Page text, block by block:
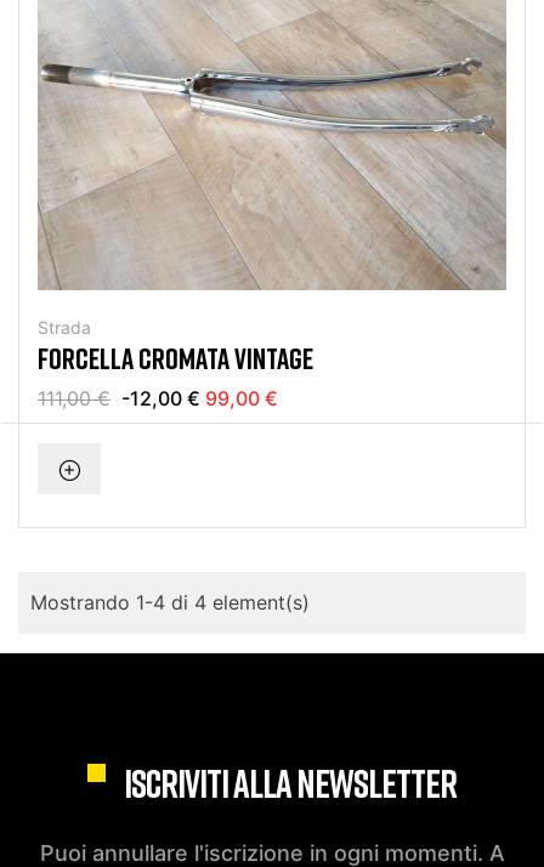
Strada
FORCELLA CROMATA VINTAGE
111,00 € -12,00 € 99,00 €
Mostrando 1-4 di 4 element(s)
ISCRIVITI ALLA NEWSLETTER
Puoi annullare l'iscrizione in ogni momenti. A